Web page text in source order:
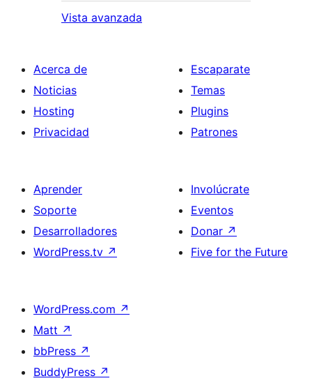
Vista avanzada
Acerca de
Noticias
Hosting
Privacidad
Escaparate
Temas
Plugins
Patrones
Aprender
Soporte
Desarrolladores
WordPress.tv ↗
Involúcrate
Eventos
Donar ↗
Five for the Future
WordPress.com ↗
Matt ↗
bbPress ↗
BuddyPress ↗